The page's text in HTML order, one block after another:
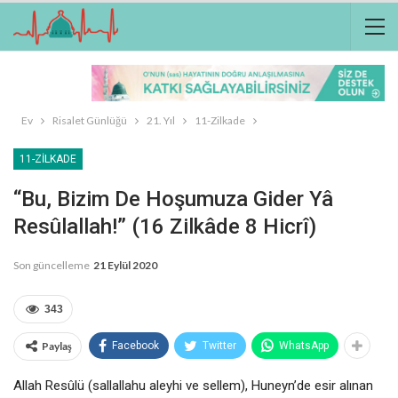
Ev Risalet Günlüğü 21. Yıl 11-Zilkade
11-ZILKADE
“Bu, Bizim De Hoşumuza Gider Yâ
Resûlallah!” (16 Zilkâde 8 Hicrî)
Son güncelleme 21 Eylül 2020
343
Paylaş Facebook Twitter WhatsApp
Allah Resûlü (sallallahu aleyhi ve sellem), Huneyn’de esir alınan